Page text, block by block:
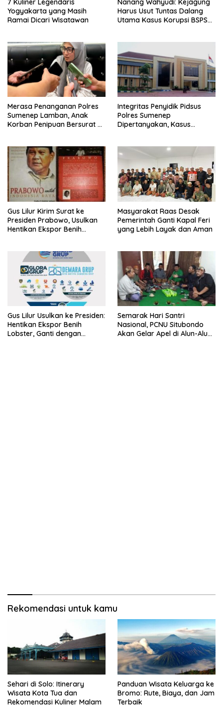
Yogyakarta yang Masih
Ramai Dicari Wisatawan
Harus Usut Tuntas Dalang
Utama Kasus Korupsi BSPS
Merasa Penanganan Polres
Sumenep Lamban, Anak
Korban Penipuan Bersurat ke
Integritas Penyidik Pidsus
Polres Sumenep
Dipertanyakan, Kasus
Kepastian
Gus Lilur Kirim Surat ke
Presiden Prabowo, Usulkan
Hentikan Ekspor Benih
Masyarakat Raas Desak
Pemerintah Ganti Kapal Feri
yang Lebih Layak dan Aman
Gus Lilur Usulkan ke Presiden:
Hentikan Ekspor Benih
Lobster, Ganti dengan
Semarak Hari Santri
Nasional, PCNU Situbondo
Akan Gelar Apel di Alun-Alun
Rekomendasi untuk kamu
Sehari di Solo: Itinerary
Wisata Kota Tua dan
Rekomendasi Kuliner Malam
Panduan Wisata Keluarga ke
Bromo: Rute, Biaya, dan Jam
Terbaik